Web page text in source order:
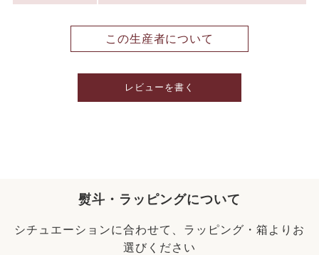
この生産者について
レビューを書く
熨斗・ラッピングについて
シチュエーションに合わせて、ラッピング・箱よりお
選びください